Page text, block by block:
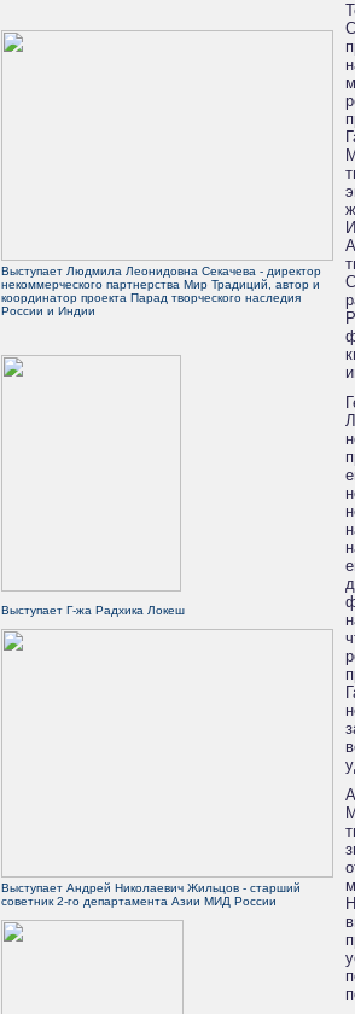
Выступает Людмила Леонидовна Секачева - директор
некоммерческого партнерства Мир Традиций , автор и
координатор проекта Парад творческого наследия
России и Индии
Выступает Г-жа Радхика Локеш
Выступает Андрей Николаевич Жильцов - старший
советник 2-го департамента Азии МИД России